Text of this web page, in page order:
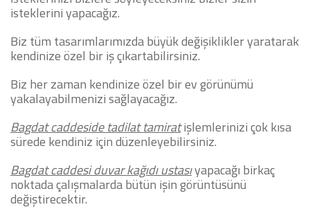
isteklerini yapacağız.
Biz tüm tasarımlarımızda büyük değişiklikler yaratarak
kendinize özel bir iş çıkartabilirsiniz.
Biz her zaman kendinize özel bir ev görünümü
yakalayabilmenizi sağlayacağız.
Bagdat caddeside tadilat tamiratişlemlerinizi çok kısa
sürede kendiniz için düzenleyebilirsiniz.
Bagdat caddesi duvar kağıdı ustasıyapacağı birkaç
noktada çalışmalarda bütün işin görüntüsünü
değiştirecektir.